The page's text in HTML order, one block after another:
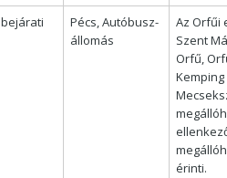
Pécs, Autóbusz-
állomás
Az Orfűi
Szent
Orfű,
érinti.